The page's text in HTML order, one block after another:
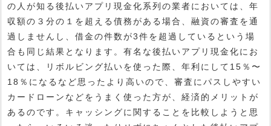
の人が知る後払いアプリ現金化系列の業者においては、年
収額の３分の１を超える債務がある場合、融資の審査を通
過しませんし、借金の件数が3件を超過しているという場
合も同じ結果となります。有名な後払いアプリ現金化にお
いては、リボルビング払いを使った際、年利にして15％〜
18％になるなど思ったより高いので、審査にパスしやすい
カードローンなどをうまく使った方が、経済的メリットが
あるのです。キャッシングに関することを比較しようと思